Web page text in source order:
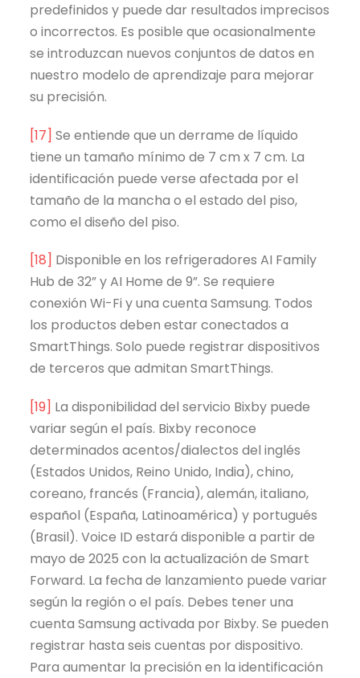
predefinidos y puede dar resultados imprecisos
o incorrectos. Es posible que ocasionalmente
se introduzcan nuevos conjuntos de datos en
nuestro modelo de aprendizaje para mejorar
su precisión.
[17] Se entiende que un derrame de líquido
tiene un tamaño mínimo de 7 cm x 7 cm. La
identificación puede verse afectada por el
tamaño de la mancha o el estado del piso,
como el diseño del piso.
[18] Disponible en los refrigeradores AI Family
Hub de 32” y AI Home de 9”. Se requiere
conexión Wi-Fi y una cuenta Samsung. Todos
los productos deben estar conectados a
SmartThings. Solo puede registrar dispositivos
de terceros que admitan SmartThings.
[19] La disponibilidad del servicio Bixby puede
variar según el país. Bixby reconoce
determinados acentos/dialectos del inglés
(Estados Unidos, Reino Unido, India), chino,
coreano, francés (Francia), alemán, italiano,
español (España, Latinoamérica) y portugués
(Brasil). Voice ID estará disponible a partir de
mayo de 2025 con la actualización de Smart
Forward. La fecha de lanzamiento puede variar
según la región o el país. Debes tener una
cuenta Samsung activada por Bixby. Se pueden
registrar hasta seis cuentas por dispositivo.
Para aumentar la precisión en la identificación